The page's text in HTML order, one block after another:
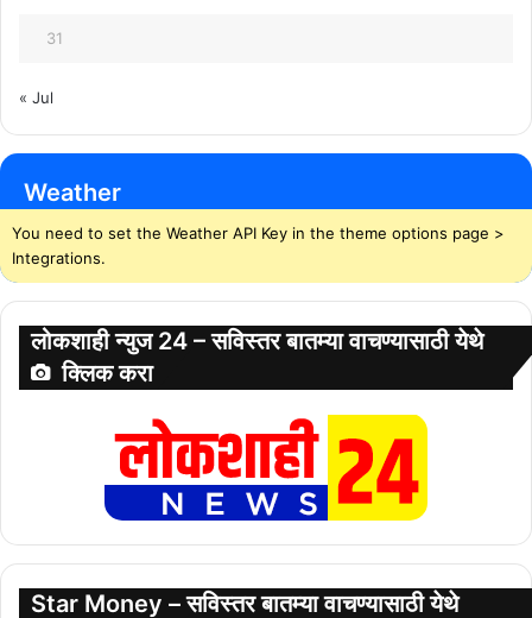
31
« Jul
Weather
You need to set the Weather API Key in the theme options page >
Integrations.
लोकशाही न्युज 24 – सविस्तर बातम्या वाचण्यासाठी येथे
क्लिक करा
Star Money – सविस्तर बातम्या वाचण्यासाठी येथे